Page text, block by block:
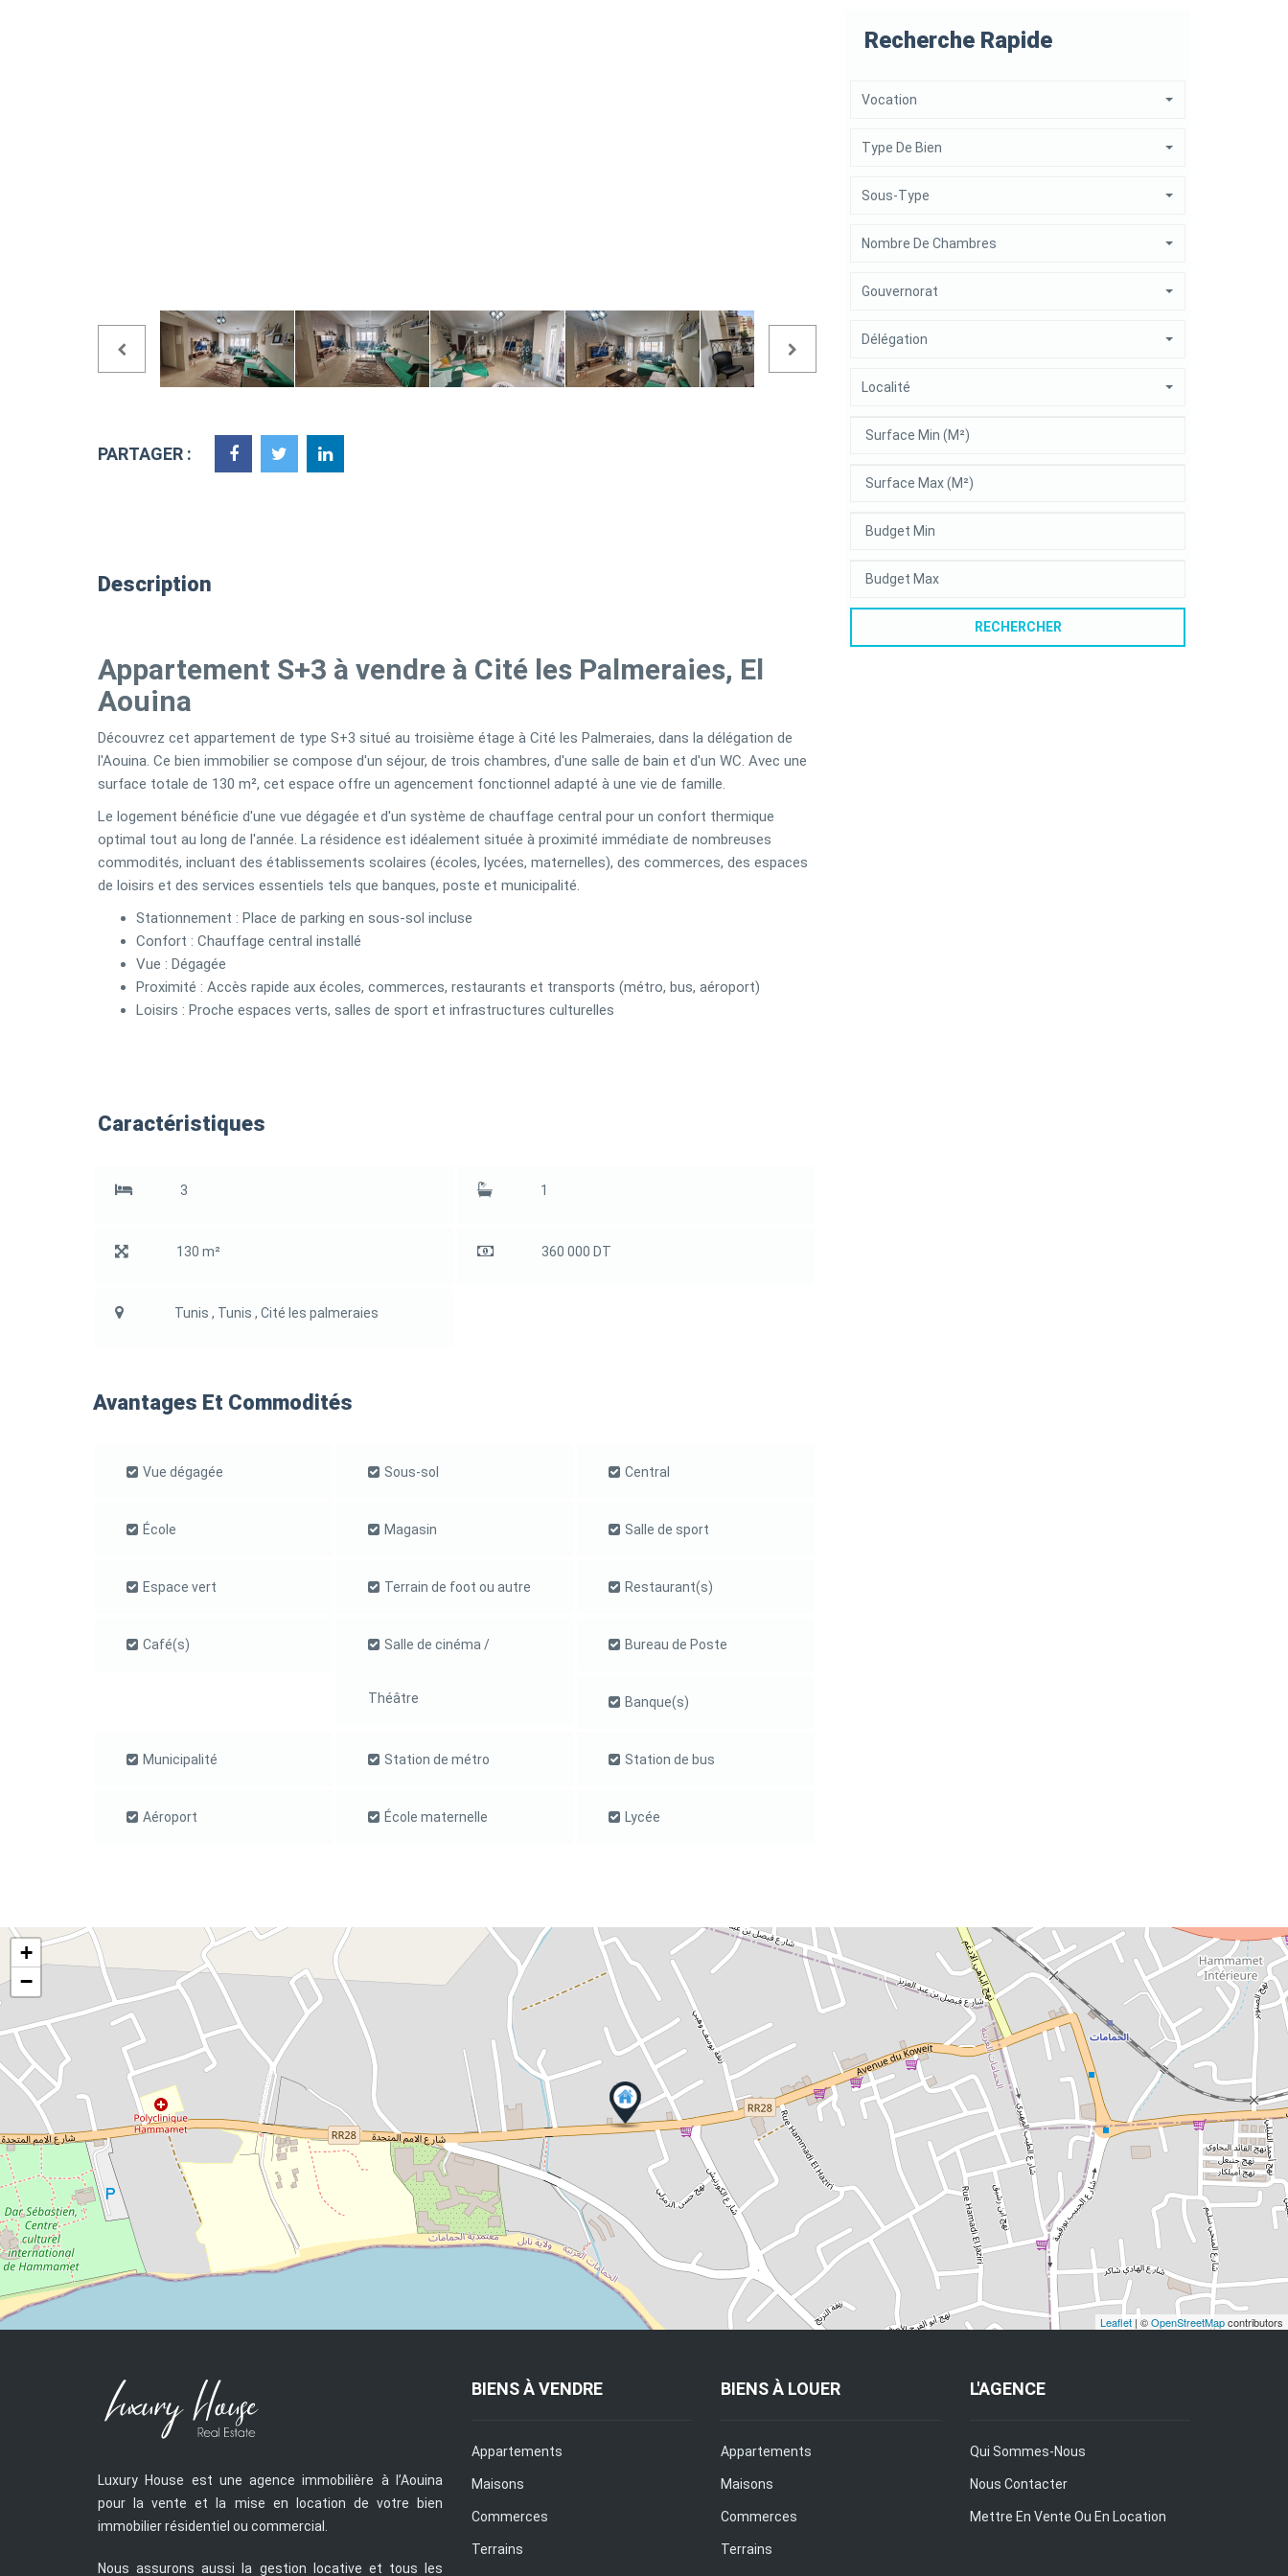
PARTAGER :
Description
Appartement S+3 à vendre à Cité les Palmeraies, El
Aouina
Découvrez cet appartement de type S+3 situé au troisième étage à Cité les Palmeraies, dans la délégation de
l'Aouina. Ce bien immobilier se compose d'un séjour, de trois chambres, d'une salle de bain et d'un WC. Avec une
surface totale de 130 m², cet espace offre un agencement fonctionnel adapté à une vie de famille.
Le logement bénéficie d'une vue dégagée et d'un système de chauffage central pour un confort thermique
optimal tout au long de l'année. La résidence est idéalement située à proximité immédiate de nombreuses
commodités, incluant des établissements scolaires (écoles, lycées, maternelles), des commerces, des espaces
de loisirs et des services essentiels tels que banques, poste et municipalité.
Stationnement : Place de parking en sous-sol incluse
Confort : Chauffage central installé
Vue : Dégagée
Proximité : Accès rapide aux écoles, commerces, restaurants et transports (métro, bus, aéroport)
Loisirs : Proche espaces verts, salles de sport et infrastructures culturelles
Caractéristiques
3 1
130 m² 360 000 DT
Tunis , Tunis , Cité les palmeraies
Avantages Et Commodités
Vue dégagée Sous-sol Central
École Magasin Salle de sport
Espace vert Terrain de foot ou autre Restaurant(s)
Café(s) Salle de cinéma /
Théâtre
Bureau de Poste
Banque(s)
Municipalité Station de métro Station de bus
Aéroport École maternelle Lycée
Recherche Rapide
Vocation
Type De Bien
Sous-Type
Nombre De Chambres
Gouvernorat
Délégation
Localité
RECHERCHER
+
−
Leaflet | ©OpenStreetMapcontributors
Luxury House est une agence immobilière à l’Aouina
pour la vente et la mise en location de votre bien
immobilier résidentiel ou commercial.
Nous assurons aussi la gestion locative et tous les
BIENS À VENDRE
Appartements
Maisons
Commerces
Terrains
BIENS À LOUER
Appartements
Maisons
Commerces
Terrains
L'AGENCE
Qui Sommes-Nous
Nous Contacter
Mettre En Vente Ou En Location